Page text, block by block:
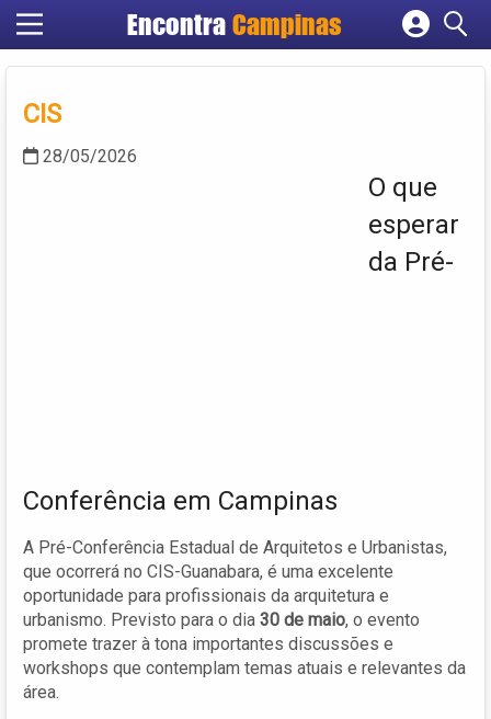
Encontra Campinas
Cadastrar empresa
CIS
28/05/2026
O que
esperar
da Pré-
Conferência em Campinas
A Pré-Conferência Estadual de Arquitetos e Urbanistas,
que ocorrerá no CIS-Guanabara, é uma excelente
oportunidade para profissionais da arquitetura e
urbanismo. Previsto para o dia 30 de maio, o evento
promete trazer à tona importantes discussões e
workshops que contemplam temas atuais e relevantes da
área.